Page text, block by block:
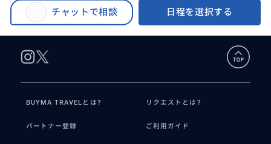
チャットで相談 日程を選択する
展示会アテンド：イタリア現地ビジネス出張サポート（イタリア各都市）
BUYMA TRAVELとは? リクエストとは?
パートナー登録 ご利用ガイド